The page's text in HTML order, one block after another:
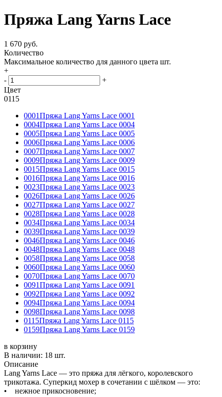
Пряжа Lang Yarns Lace
1 670 руб.
Количество
Максимальное количество для данного цвета шт.
+
-
+
Цвет
0115
0001Пряжа Lang Yarns Lace 0001
0004Пряжа Lang Yarns Lace 0004
0005Пряжа Lang Yarns Lace 0005
0006Пряжа Lang Yarns Lace 0006
0007Пряжа Lang Yarns Lace 0007
0009Пряжа Lang Yarns Lace 0009
0015Пряжа Lang Yarns Lace 0015
0016Пряжа Lang Yarns Lace 0016
0023Пряжа Lang Yarns Lace 0023
0026Пряжа Lang Yarns Lace 0026
0027Пряжа Lang Yarns Lace 0027
0028Пряжа Lang Yarns Lace 0028
0034Пряжа Lang Yarns Lace 0034
0039Пряжа Lang Yarns Lace 0039
0046Пряжа Lang Yarns Lace 0046
0048Пряжа Lang Yarns Lace 0048
0058Пряжа Lang Yarns Lace 0058
0060Пряжа Lang Yarns Lace 0060
0070Пряжа Lang Yarns Lace 0070
0091Пряжа Lang Yarns Lace 0091
0092Пряжа Lang Yarns Lace 0092
0094Пряжа Lang Yarns Lace 0094
0098Пряжа Lang Yarns Lace 0098
0115Пряжа Lang Yarns Lace 0115
0159Пряжа Lang Yarns Lace 0159
в корзину
В наличии: 18 шт.
Описание
Lang Yarns Lace — это пряжа для лёгкого, королевского
трикотажа. Суперкид мохер в сочетании с шёлком — это:
• нежное прикосновение;